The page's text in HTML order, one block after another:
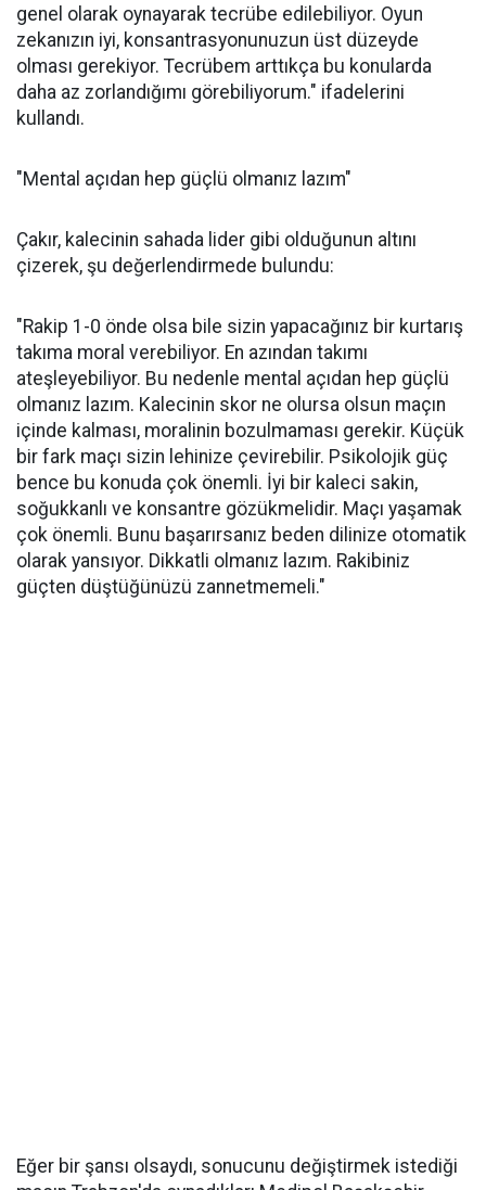
genel olarak oynayarak tecrübe edilebiliyor. Oyun
zekanızın iyi, konsantrasyonunuzun üst düzeyde
olması gerekiyor. Tecrübem arttıkça bu konularda
daha az zorlandığımı görebiliyorum." ifadelerini
kullandı.
"Mental açıdan hep güçlü olmanız lazım"
Çakır, kalecinin sahada lider gibi olduğunun altını
çizerek, şu değerlendirmede bulundu:
"Rakip 1-0 önde olsa bile sizin yapacağınız bir kurtarış
takıma moral verebiliyor. En azından takımı
ateşleyebiliyor. Bu nedenle mental açıdan hep güçlü
olmanız lazım. Kalecinin skor ne olursa olsun maçın
içinde kalması, moralinin bozulmaması gerekir. Küçük
bir fark maçı sizin lehinize çevirebilir. Psikolojik güç
bence bu konuda çok önemli. İyi bir kaleci sakin,
soğukkanlı ve konsantre gözükmelidir. Maçı yaşamak
çok önemli. Bunu başarırsanız beden dilinize otomatik
olarak yansıyor. Dikkatli olmanız lazım. Rakibiniz
güçten düştüğünüzü zannetmemeli."
Eğer bir şansı olsaydı, sonucunu değiştirmek istediği